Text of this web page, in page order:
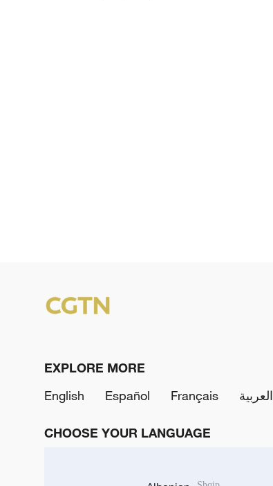
EXPLORE MORE
English
Español Français العربية
CHOOSE YOUR LANGUAGE